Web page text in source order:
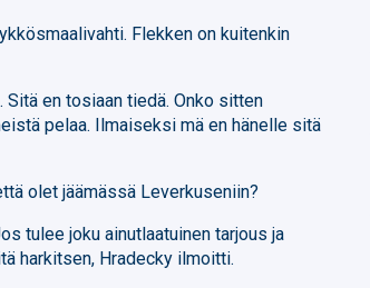
Flekken on kuitenkin
en tosiaan tiedä. Onko sitten
pelaa. Ilmaiseksi mä en hänelle sitä
olet jäämässä Leverkuseniin?
tulee joku ainutlaatuinen tarjous ja
harkitsen, Hradecky ilmoitti.